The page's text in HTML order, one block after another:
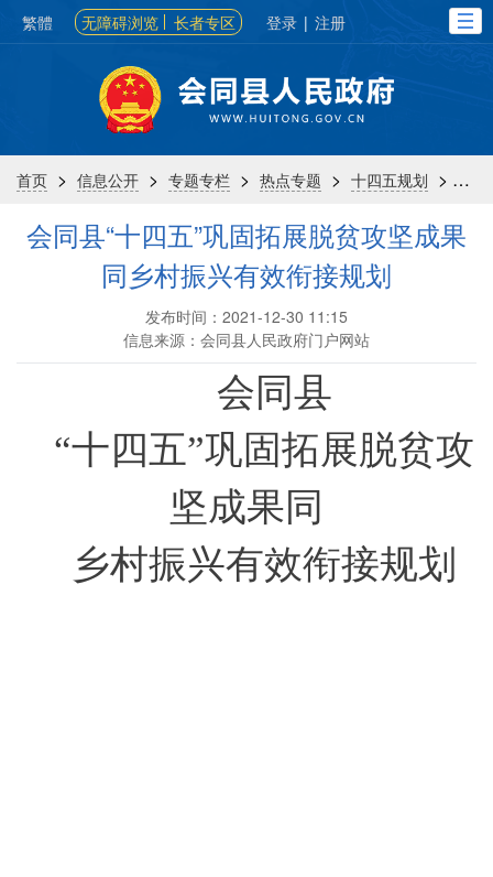
繁體 无障碍浏览 长者专区 登录 | 注册
首页 > 信息公开 > 专题专栏 > 热点专题 > 十四五规划 > 专
会同县“十四五”巩固拓展脱贫攻坚成果
同乡村振兴有效衔接规划
发布时间：2021-12-30 11:15
信息来源：会同县人民政府门户网站
会同县
“十四五”巩固拓展脱贫攻
坚成果同
乡村振兴有效衔接规划